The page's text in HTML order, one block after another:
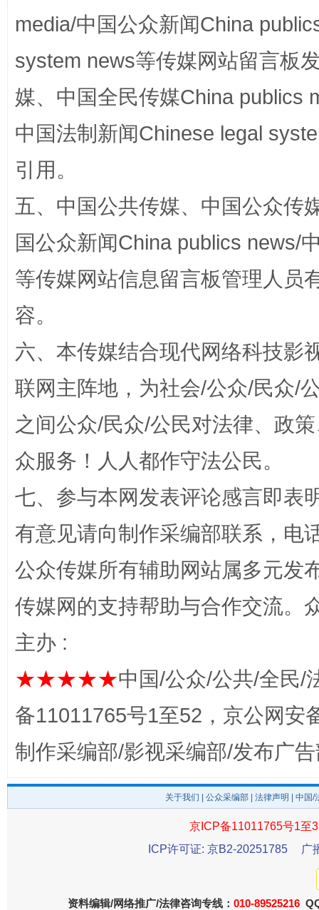
扯下公款旅游的“隐身衣” 如何以
东山县通报“牛蛙产品抗生素超标问题” 法
千年窑火 生生不息
media/中国公众新闻China
system news等传媒网站留言板
媒、中国全民传媒China publics
中国法制新闻Chinese legal
引用。
五、中国公共传媒、中国公众传
国公众新闻China publics news/
等传媒网站信息留言板管理人员
容。
六、本传媒结合现代网络科技影
联网主阵地，为社会/公众/民众/
之间公众/民众/公民对法律、政
众服务！人人都作守法公民。
七、参与本网发表评论感言即表
有意见请向制作采编部联系，电
公众传媒所有辅助网站属多元发
传媒网的支持帮助与合作交流。
主办 :
★★★★★中国/公众/公共/全民/
备11011765号1至52，京公网安
制作采编部/影视采编部/发布广
关于我们 公众采编部 法律声明 | 中国
京ICP备11011765号1至
ICP许可证: 京B2-20251785
广
资料编辑/网络推广/法律咨询专线： 010-89525216